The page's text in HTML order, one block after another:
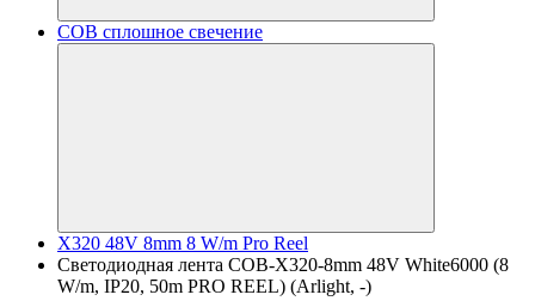
COB сплошное свечение
X320 48V 8mm 8 W/m Pro Reel
Светодиодная лента COB-X320-8mm 48V White6000 (8
W/m, IP20, 50m PRO REEL) (Arlight, -)